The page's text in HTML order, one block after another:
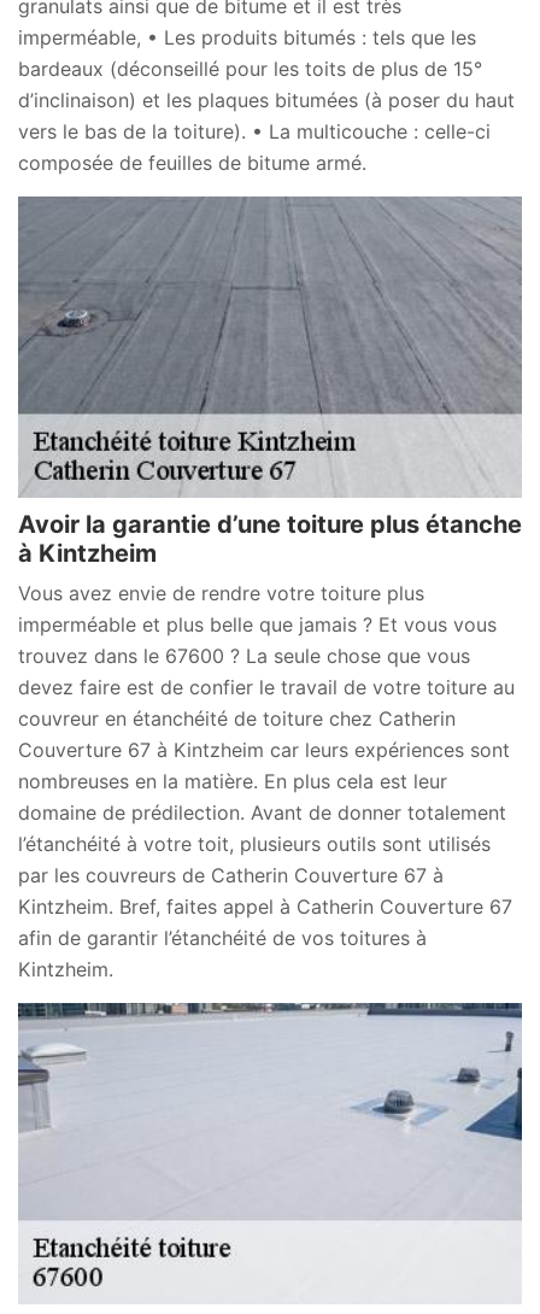
granulats ainsi que de bitume et il est très
imperméable, • Les produits bitumés : tels que les
bardeaux (déconseillé pour les toits de plus de 15°
d’inclinaison) et les plaques bitumées (à poser du haut
vers le bas de la toiture). • La multicouche : celle-ci
composée de feuilles de bitume armé.
Avoir la garantie d’une toiture plus étanche
à Kintzheim
Vous avez envie de rendre votre toiture plus
imperméable et plus belle que jamais ? Et vous vous
trouvez dans le 67600 ? La seule chose que vous
devez faire est de confier le travail de votre toiture au
couvreur en étanchéité de toiture chez Catherin
Couverture 67 à Kintzheim car leurs expériences sont
nombreuses en la matière. En plus cela est leur
domaine de prédilection. Avant de donner totalement
l’étanchéité à votre toit, plusieurs outils sont utilisés
par les couvreurs de Catherin Couverture 67 à
Kintzheim. Bref, faites appel à Catherin Couverture 67
afin de garantir l’étanchéité de vos toitures à
Kintzheim.